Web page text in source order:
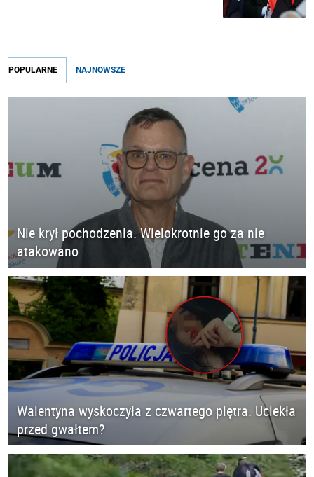
POPULARNE NAJNOWSZE
Nie krył pochodzenia. Wielokrotnie go za nie
atakowano
Walentyna wyskoczyła z czwartego piętra. Uciekła
przed gwałtem?